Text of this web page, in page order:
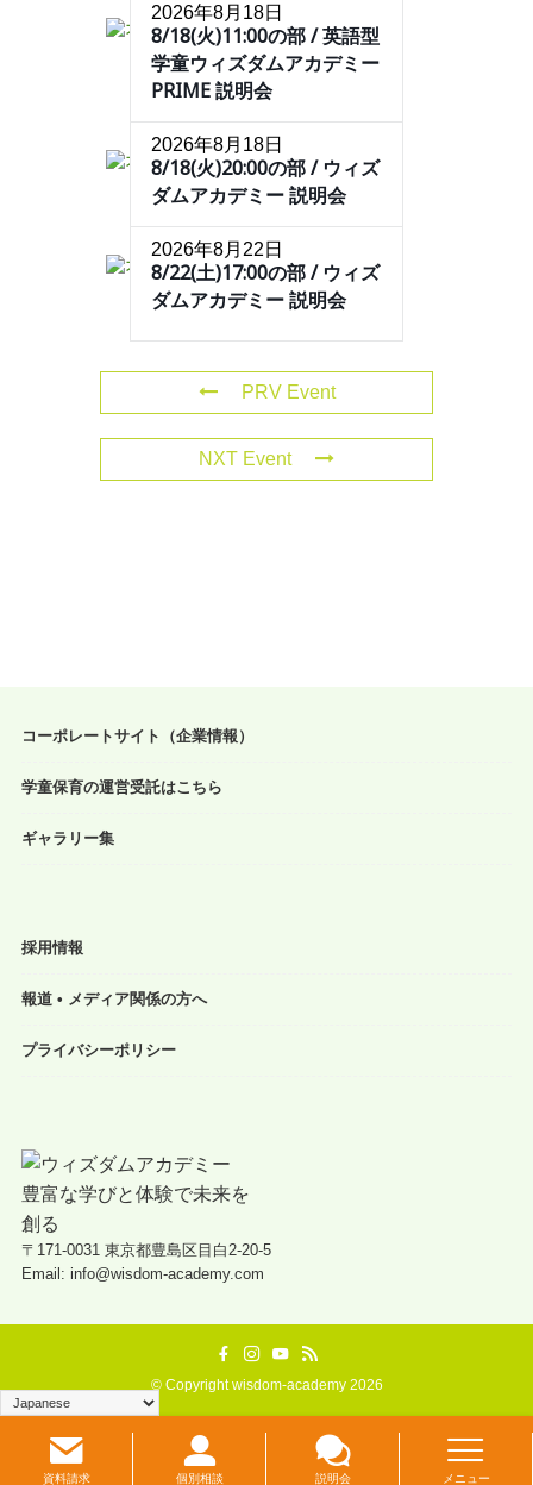
2026年8月18日
8/18(火)11:00の部 / 英語型
学童ウィズダムアカデミー
PRIME 説明会
2026年8月18日
8/18(火)20:00の部 / ウィズ
ダムアカデミー 説明会
2026年8月22日
8/22(土)17:00の部 / ウィズ
ダムアカデミー 説明会
PRV Event
NXT Event
コーポレートサイト（企業情報）
学童保育の運営受託はこちら
ギャラリー集
採用情報
報道 • メディア関係の方へ
プライバシーポリシー
〒171-0031 東京都豊島区目白2-20-5
Email: info@wisdom-academy.com
©Copyright wisdom-academy 2026
メニュー
資料請求 個別相談 説明会